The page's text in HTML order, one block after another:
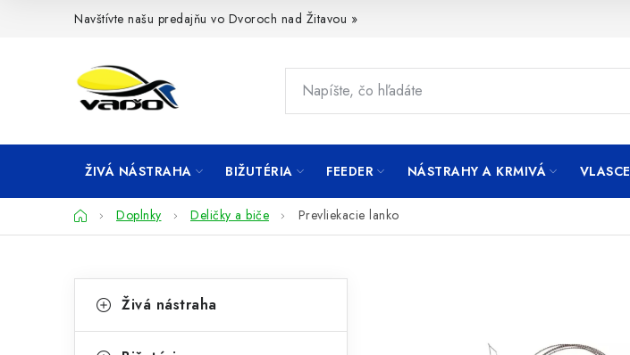
Navštívte našu predajňu vo Dvoroch nad Žitavou »
ŽIVÁ NÁSTRAHA BIŽUTÉRIA FEEDER NÁSTRAHY A KRMIVÁ VLASCE
DomovDoplnky Deličky a biče Prevliekacie lanko
okategórie
a
Živá nástraha